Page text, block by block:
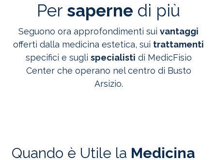
Per saperne di più
Seguono ora approfondimenti sui vantaggi
offerti dalla medicina estetica, sui trattamenti
specifici e sugli specialisti di MedicFisio
Center che operano nel centro di Busto
Arsizio.
Quando è Utile la Medicina